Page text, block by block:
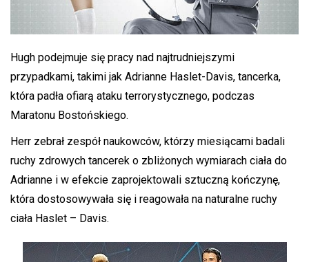
Hugh podejmuje się pracy nad najtrudniejszymi
przypadkami, takimi jak Adrianne Haslet-Davis, tancerka,
która padła ofiarą ataku terrorystycznego, podczas
Maratonu Bostońskiego.
Herr zebrał zespół naukowców, którzy miesiącami badali
ruchy zdrowych tancerek o zbliżonych wymiarach ciała do
Adrianne i w efekcie zaprojektowali sztuczną kończynę,
która dostosowywała się i reagowała na naturalne ruchy
ciała Haslet – Davis.